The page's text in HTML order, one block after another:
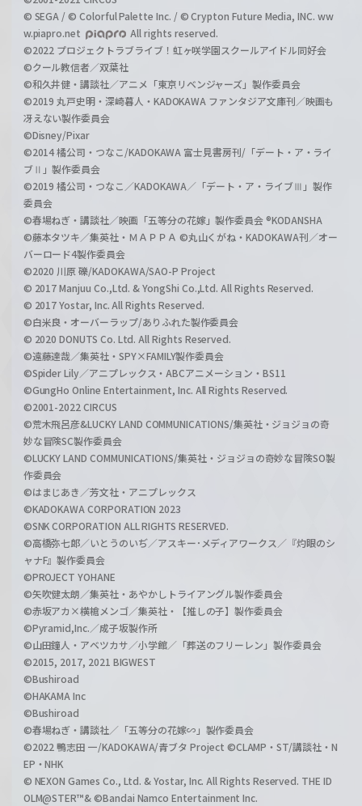
© SEGA / © Colorful Palette Inc. / © Crypton Future Media, INC. ww
w.piapro.net
All rights reserved.
©2022 プロジェクトラブライブ！虹ヶ咲学園スクールアイドル同好会
©クール教信者／双葉社
©和久井健・講談社／アニメ「東京リベンジャーズ」製作委員会
©2019 丸戸史明・深崎暮人・KADOKAWA ファンタジア文庫刊／映画も
冴えない製作委員会
©Disney/Pixar
©2014 橘公司・つなこ/KADOKAWA 富士見書房刊/「デート・ア・ライ
ブⅡ」製作委員会
©2019 橘公司・つなこ／KADOKAWA／「デート・ア・ライブⅢ」製作
委員会
©春場ねぎ・講談社／映画「五等分の花嫁」製作委員会 ®KODANSHA
©藤本タツキ／集英社・ＭＡＰＰＡ ©丸山くがね・KADOKAWA刊／オー
バーロード4製作委員会
©2020 川原 礫/KADOKAWA/SAO-P Project
© 2017 Manjuu Co.,Ltd. & YongShi Co.,Ltd. All Rights Reserved.
© 2017 Yostar, Inc. All Rights Reserved.
©白米良・オーバーラップ/ありふれた製作委員会
© 2020 DONUTS Co. Ltd. All Rights Reserved.
©遠藤達哉／集英社・SPY×FAMILY製作委員会
©Spider Lily／アニプレックス・ABCアニメーション・BS11
©GungHo Online Entertainment, Inc. All Rights Reserved.
©2001-2022 CIRCUS
©荒木飛呂彦&LUCKY LAND COMMUNICATIONS/集英社・ジョジョの奇
妙な冒険SC製作委員会
©LUCKY LAND COMMUNICATIONS/集英社・ジョジョの奇妙な冒険SO製
作委員会
©はまじあき／芳文社・アニプレックス
©KADOKAWA CORPORATION 2023
©SNK CORPORATION ALL RIGHTS RESERVED.
©高橋弥七郎／いとうのいぢ／アスキー･メディアワークス／『灼眼のシ
ャナF』製作委員会
©PROJECT YOHANE
©矢吹健太朗／集英社・あやかしトライアングル製作委員会
©赤坂アカ×横槍メンゴ／集英社・【推しの子】製作委員会
©Pyramid,Inc.／成子坂製作所
©山田鐘人・アベツカサ／小学館／「葬送のフリーレン」製作委員会
©2015, 2017, 2021 BIGWEST
©Bushiroad
©HAKAMA Inc
©Bushiroad
©春場ねぎ・講談社／「五等分の花嫁∽」製作委員会
©2022 鴨志田 一/KADOKAWA/青ブタ Project ©CLAMP・ST/講談社・N
EP・NHK
© NEXON Games Co., Ltd. & Yostar, Inc. All Rights Reserved. THE ID
OLM@STER™& ©Bandai Namco Entertainment Inc.